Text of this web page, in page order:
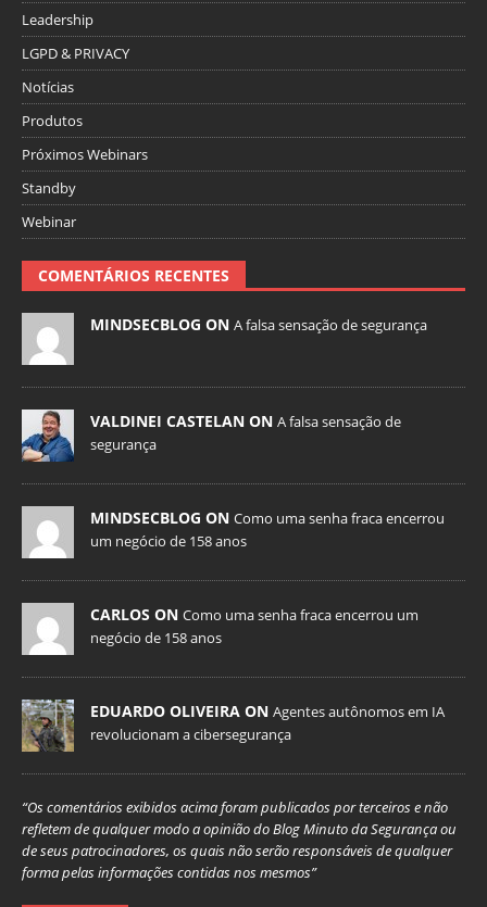
Leadership
LGPD & PRIVACY
Notícias
Produtos
Próximos Webinars
Standby
Webinar
COMENTÁRIOS RECENTES
MINDSECBLOG ON A falsa sensação de segurança
VALDINEI CASTELAN ON A falsa sensação de
segurança
MINDSECBLOG ON Como uma senha fraca encerrou
um negócio de 158 anos
CARLOS ON Como uma senha fraca encerrou um
negócio de 158 anos
EDUARDO OLIVEIRA ON Agentes autônomos em IA
revolucionam a cibersegurança
“Os comentários exibidos acima foram publicados por terceiros e não
refletem de qualquer modo a opinião do Blog Minuto da Segurança ou
de seus patrocinadores, os quais não serão responsáveis de qualquer
forma pelas informações contidas nos mesmos”